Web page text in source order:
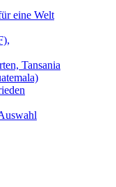
eine Welt
Tansania